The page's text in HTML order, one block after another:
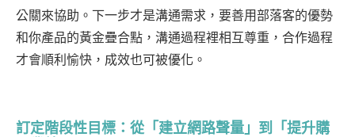
公關來協助。下一步才是溝通需求，要善用部落客的優勢
和你產品的黃金疊合點，溝通過程裡相互尊重，合作過程
才會順利愉快，成效也可被優化。
訂定階段性目標：從「建立網路聲量」到「提升購